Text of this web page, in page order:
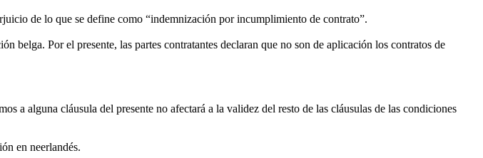
de lo que se define como “indemnización por incumplimiento de contrato”.
belga. Por el presente, las partes contratantes declaran que no son de aplicación los contratos de
a alguna cláusula del presente no afectará a la validez del resto de las cláusulas de las condiciones
en neerlandés.